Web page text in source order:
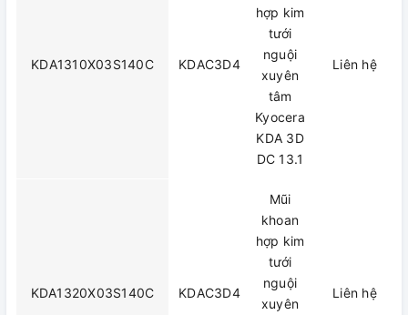
KDA1310X03S140C KDAC3D4
hợp kim
tưới
nguội
xuyên
tâm
Kyocera
KDA 3D
DC 13.1
Liên hệ
KDA1320X03S140C KDAC3D4
Mũi
khoan
hợp kim
tưới
nguội
xuyên
Liên hệ